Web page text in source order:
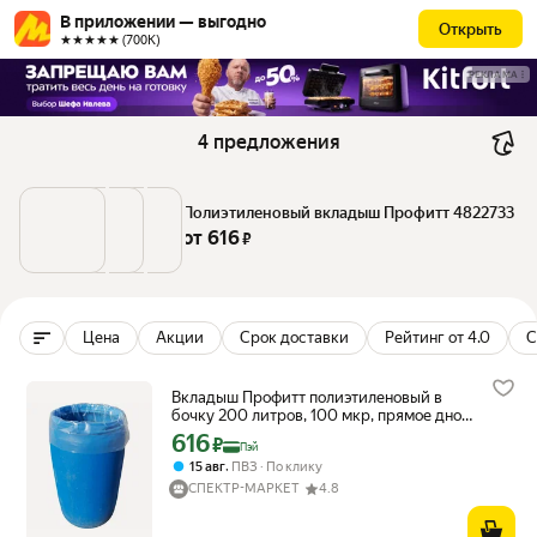
В приложении — выгодно
★★★★★ (700К)
Открыть
РЕКЛАМА
4 предложения
Полиэтиленовый вкладыш Профитт 4822733
от 616 ₽
Цена Акции Срок доставки Рейтинг от 4.0
Вкладыш Профитт полиэтиленовый в
бочку 200 литров, 100 мкр, прямое дно
4822733
Цена с картой Яндекс Пэй 616 ₽ вместо
616₽ Пэй
15 авг, ПВЗ
По клику
СПЕКТР-МАРКЕТ
4.8